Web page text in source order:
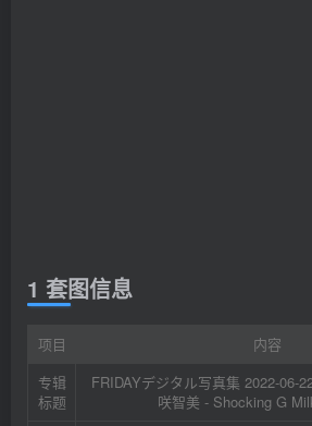
1 套图信息
项目
内容
专辑
标题
FRIDAYデジタル写真集 2022-06-
咲智美 - Shocking G